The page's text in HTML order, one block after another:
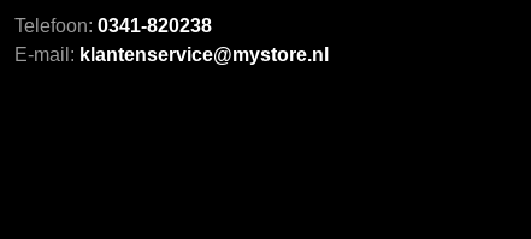
Telefoon: 0341-820238
E-mail: klantenservice@mystore.nl